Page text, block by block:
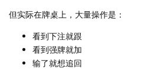
但实际在牌桌上，大量操作是：
看到下注就跟
看到强牌就加
输了就想追回